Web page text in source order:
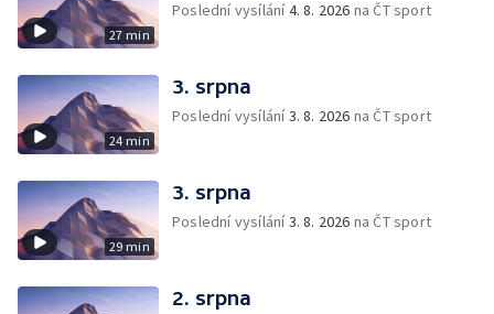
27 min
Poslední vysílání4. 8. 2026 na ČT sport
24 min
3. srpna
Poslední vysílání3. 8. 2026 na ČT sport
29 min
3. srpna
Poslední vysílání3. 8. 2026 na ČT sport
2. srpna